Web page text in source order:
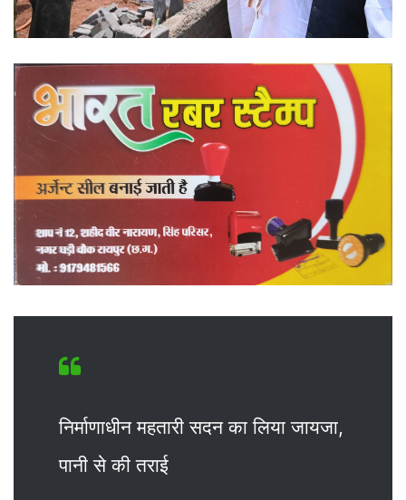
निर्माणाधीन महतारी सदन का लिया जायजा,
पानी से की तराई